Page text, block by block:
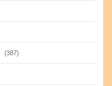
(387)